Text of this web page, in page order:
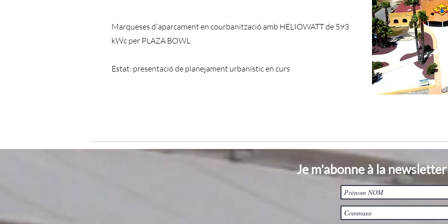
Marqueses d'aparcament en courbanització amb HELIOWATT de 593
kWc per PLAZA BOWL
Estat: presentació de planejament urbanístic en curs
Je m'abonne à la